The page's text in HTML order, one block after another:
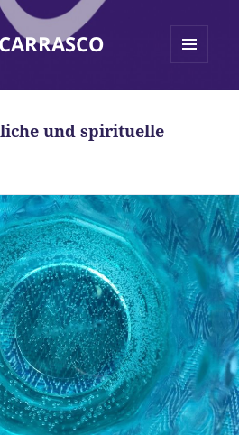
und spirituelle